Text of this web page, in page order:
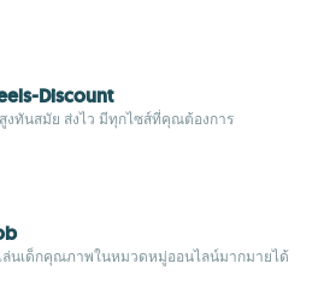
Discount
สูงทันสมัย ส่งไว มีทุกไซส์ที่คุณต้องการ
ล่นเด็กคุณภาพในหมวดหมู่ออนไลน์มากมายได้